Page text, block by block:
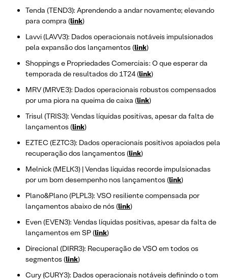
Tenda (TEND3): Aprendendo a andar novamente; elevando
para compra (link)
Lavvi (LAVV3): Dados operacionais notáveis impulsionados
pela expansão dos lançamentos (link)
Shoppings e Propriedades Comerciais: O que esperar da
temporada de resultados do 1T24 (link)
MRV (MRVE3): Dados operacionais robustos compensados
por uma piora na queima de caixa (link)
Trisul (TRIS3): Vendas líquidas positivas, apesar da falta de
lançamentos (link)
EZTEC (EZTC3): Dados operacionais positivos apoiados pela
recuperação dos lançamentos (link)
Melnick (MELK3) | Vendas líquidas recorde impulsionadas
por um bom desempenho nos lançamentos (link)
Plano&Plano (PLPL3): VSO resiliente compensada por
lançamentos abaixo de nós (link)
Even (EVEN3): Vendas líquidas positivas, apesar da falta de
lançamentos em SP (link)
Direcional (DIRR3): Recuperação de VSO em todos os
segmentos (link)
Cury (CURY3): Dados operacionais notáveis definindo o tom